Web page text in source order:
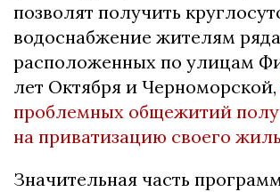
позволят получить
водоснабжение жителям
расположенных по улицам
лет Октября и Черноморской,
проблемных общежитий
на приватизацию своего
Значительная часть